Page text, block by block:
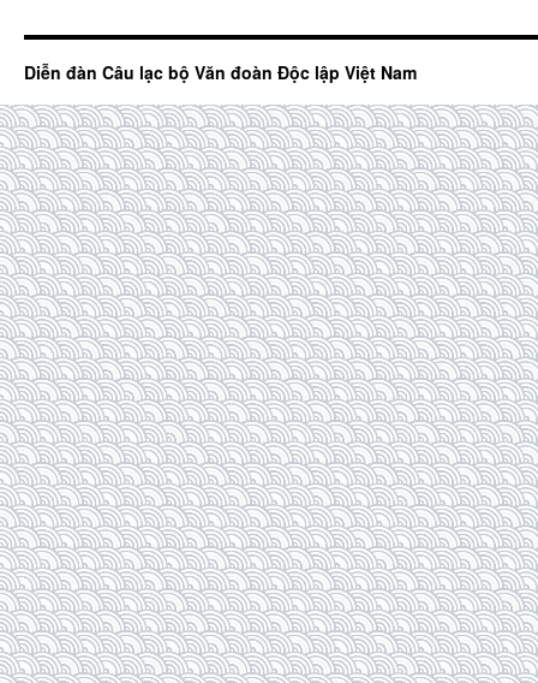
Diễn đàn Câu lạc bộ Văn đoàn Độc lập Việt Nam